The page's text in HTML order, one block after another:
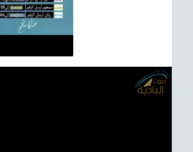
Asian